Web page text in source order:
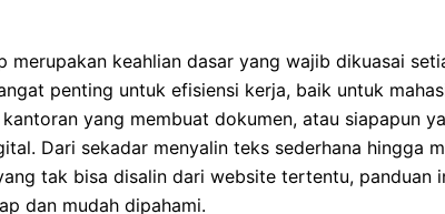
merupakan keahlian dasar yang wajib dikuasai
penting untuk efisiensi kerja, baik untuk
yang membuat dokumen, atau siapapun
Dari sekadar menyalin teks sederhana hingga
tak bisa disalin dari website tertentu, panduan
dan mudah dipahami.